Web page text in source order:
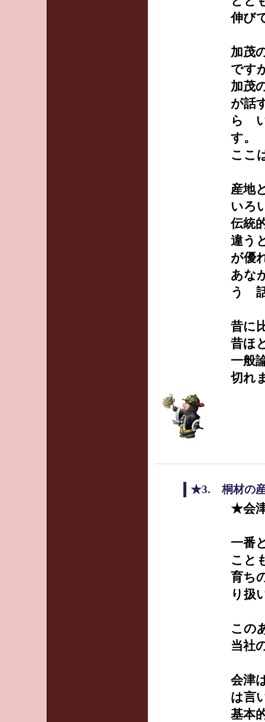
伸び
加茂
です
加茂
が話
ら
す。
ここ
産地
いろ
伝統
違う
が優
あな
う
昔に
昔ほ
一般
切れ
★3. 桐材の
★会
一番
こと
育ち
り扱
この
当社
会津
は言
基本